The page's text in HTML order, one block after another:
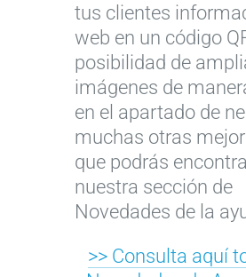
tus clientes
web en un código
posibilidad de
imágenes de
en el apartado de
muchas otras
que podrás
nuestra sección de
Novedades de la
>> Consulta aquí